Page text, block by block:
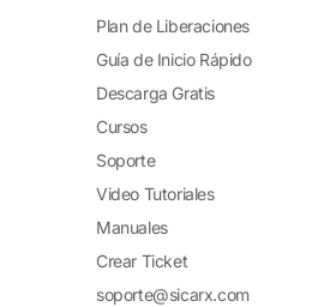
Plan de Liberaciones
Guía de Inicio Rápido
Descarga Gratis
Cursos
Soporte
Video Tutoriales
Manuales
Crear Ticket
soporte@sicarx.com